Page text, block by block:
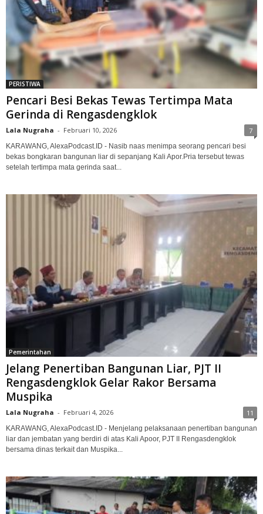
PERISTIWA
Pencari Besi Bekas Tewas Tertimpa Mata
Gerinda di Rengasdengklok‎
Lala Nugraha - Februari 10, 2026 7
KARAWANG, AlexaPodcast.ID - Nasib naas menimpa seorang pencari besi
bekas bongkaran bangunan liar di sepanjang Kali Apor.‎‎Pria tersebut tewas
setelah tertimpa mata gerinda saat...
Pemerintahan
Jelang Penertiban Bangunan Liar, PJT II
Rengasdengklok Gelar Rakor Bersama
Muspika
Lala Nugraha - Februari 4, 2026 11
KARAWANG, AlexaPodcast.ID - Menjelang pelaksanaan penertiban bangunan
liar dan jembatan yang berdiri di atas Kali Apoor, PJT II Rengasdengklok
bersama dinas terkait dan Muspika...